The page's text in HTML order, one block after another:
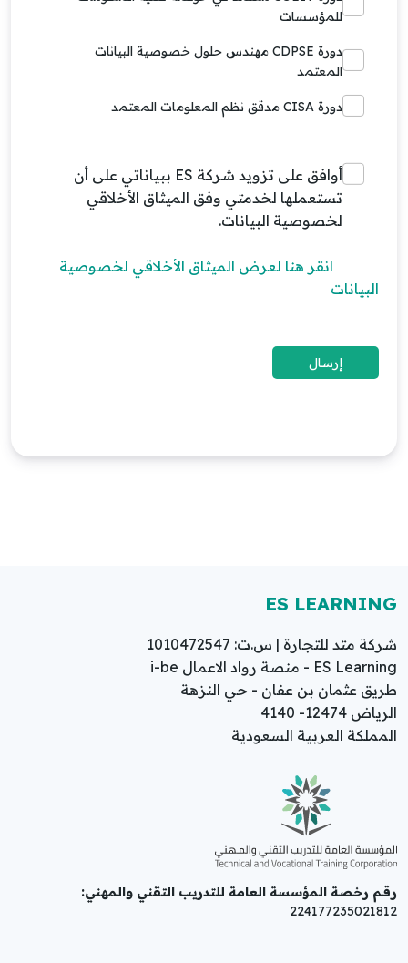
للمؤسسات
دورة CDPSE مهندس حلول خصوصية البيانات
المعتمد
دورة CISA مدقق نظم المعلومات المعتمد
أوافق على تزويد شركة ES ببياناتي على أن
تستعملها لخدمتي وفق الميثاق الأخلاقي
لخصوصية البيانات.
انقر هنا لعرض الميثاق الأخلاقي لخصوصية
البيانات
ES LEARNING
شركة متد للتجارة | س.ت: 1010472547
ES Learning - منصة رواد الاعمال i-be
طريق عثمان بن عفان - حي النزهة
الرياض 12474- 4140
المملكة العربية السعودية
رقم رخصة المؤسسة العامة للتدريب التقني والمهني:
224177235021812